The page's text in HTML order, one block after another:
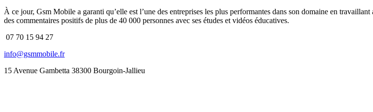
À ce jour, Gsm Mobile a garanti qu’elle est l’une des entreprises les plus performantes dans son domaine en
des commentaires positifs de plus de 40 000 personnes avec ses études et vidéos éducatives.
07 70 15 94 27
info@gsmmobile.fr
15 Avenue Gambetta 38300 Bourgoin-Jallieu